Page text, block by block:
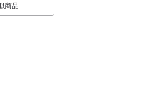
商品